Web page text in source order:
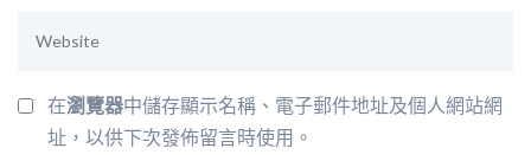
在瀏覽器中儲存顯示名稱、電子郵件地址及個人網站網
址，以供下次發佈留言時使用。